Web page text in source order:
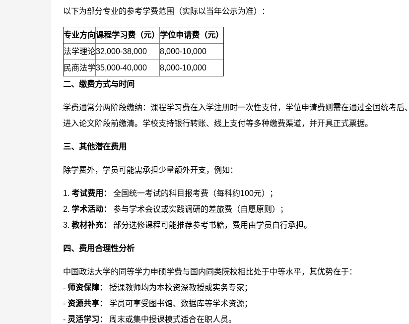
以下为部分专业的参考学费范围（实际以当年公示为准）：
专业方向课程学习费（元）
学位申请费（元）
法学理论32,000-38,000
8,000-10,000
民商法学35,000-40,000
8,000-10,000
二、缴费方式与时间
学费通常分两阶段缴纳：课程学习费在入学注册时一次性支付，学位申请费则需在通过全国统考后、
进入论文阶段前缴清。学校支持银行转账、线上支付等多种缴费渠道，并开具正式票据。
三、其他潜在费用
除学费外，学员可能需承担少量额外开支，例如：
1. 考试费用：
全国统一考试的科目报考费（每科约100元）；
2. 学术活动：
参与学术会议或实践调研的差旅费（自愿原则）；
3. 教材补充： 部分选修课程可能推荐参考书籍，费用由学员自行承担。
四、费用合理性分析
中国政法大学的同等学力申硕学费与国内同类院校相比处于中等水平，其优势在于：
- 师资保障：
授课教师均为本校资深教授或实务专家；
- 资源共享：
学员可享受图书馆、数据库等学术资源；
- 灵活学习： 周末或集中授课模式适合在职人员。